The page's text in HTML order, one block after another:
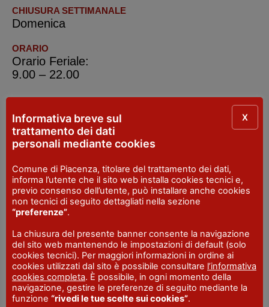
CHIUSURA SETTIMANALE
Domenica
ORARIO
Orario Feriale:
9.00 – 22.00
+39.0523.606657
EMAIL
info@kriyayogapc.it
FAX
+39.0523.606657
IAT R Piacenza
INDIRIZZO
Piazza Cavalli, 7 - Piacenza
SITO WEB
visitpiacenza.it/piacenza/
Informativa breve sul
trattamento dei dati
personali mediante cookies
Comune di Piacenza, titolare del trattamento dei dati,
informa l’utente che il sito web installa cookies tecnici e,
previo consenso dell’utente, può installare anche cookies
non tecnici di seguito dettagliati nella sezione
“preferenze”.
La chiusura del presente banner consente la navigazione
del sito web mantenendo le impostazioni di default (solo
cookies tecnici). Per maggiori informazioni in ordine ai
cookies utilizzati dal sito è possibile consultare l’informativa
cookies completa. È possibile, in ogni momento della
navigazione, gestire le preferenze di seguito mediante la
funzione “rivedi le tue scelte sui cookies”.
X